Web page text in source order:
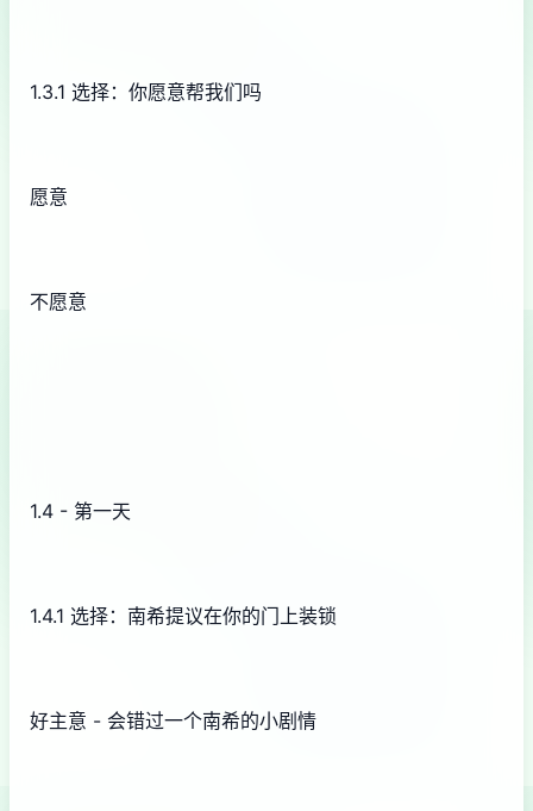
1.3.1 选择：你愿意帮我们吗
愿意
不愿意
1.4 - 第一天
1.4.1 选择：南希提议在你的门上装锁
好主意 - 会错过一个南希的小剧情